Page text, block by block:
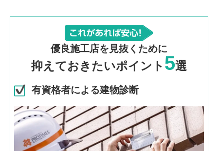
優良施工店を見抜くために
抑えておきたいポイント 5選
有資格者による建物診断